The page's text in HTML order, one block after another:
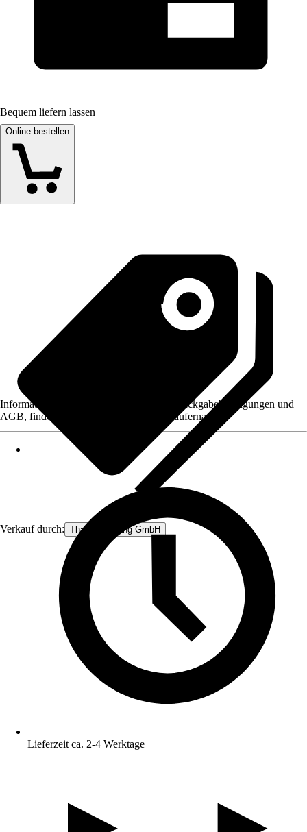
Bequem liefern lassen
Online bestellen
Verkauf durch: Thats Shopping GmbH
Informationen des Verkäufers, wie z. B. Rückgabebedingungen und
AGB, finden Sie bei Klick auf den Verkäufernamen.
Lieferzeit ca. 2-4 Werktage